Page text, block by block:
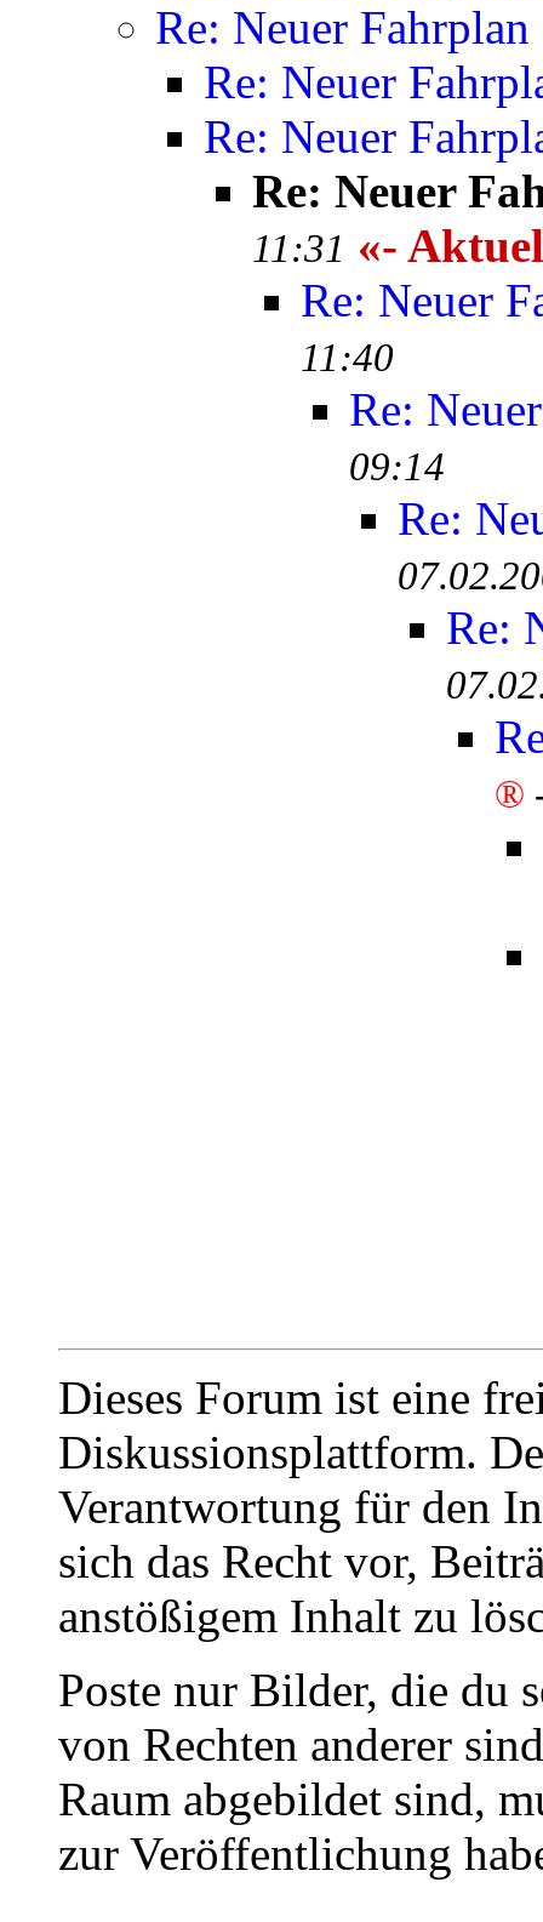
Re: Neuer Fahrplan
Re: Neuer
Re: Neuer
Re: Neuer
11:31 «-
Re: Neuer
11:40
Re:
09:14
Re:
Re:
®
Dieses Forum ist eine
Diskussionsplattform.
Verantwortung für den
sich das Recht vor,
anstößigem Inhalt zu
Poste nur Bilder, die du
von Rechten anderer
Raum abgebildet sind,
zur Veröffentlichung